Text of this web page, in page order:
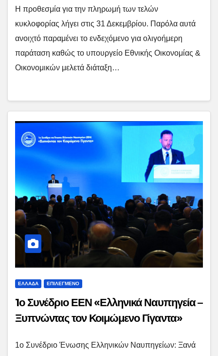
Η προθεσμία για την πληρωμή των τελών
κυκλοφορίας λήγει στις 31 Δεκεμβρίου. Παρόλα αυτά
ανοιχτό παραμένει το ενδεχόμενο για ολιγοήμερη
παράταση καθώς το υπουργείο Εθνικής Οικονομίας &
Οικονομικών μελετά διάταξη…
ΕΛΛΑΔΑ ΕΠΙΛΕΓΜΕΝΟ
1ο Συνέδριο ΕΕΝ «Ελληνικά Ναυπηγεία –
Ξυπνώντας τον Κοιμώμενο Γίγαντα»
1ο Συνέδριο Ένωσης Ελληνικών Ναυπηγείων: Ξανά